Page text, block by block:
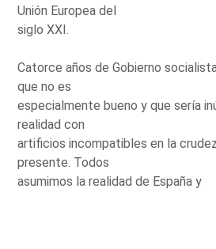
Unión Europea del
siglo XXI.
Catorce años de Gobierno
que no es
especialmente bueno y que sería
realidad con
artificios incompatibles en la
presente. Todos
asumimos la realidad de España y